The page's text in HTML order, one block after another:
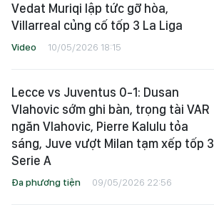
Vedat Muriqi lập tức gỡ hòa,
Villarreal củng cố tốp 3 La Liga
Video 10/05/2026 18:15
Lecce vs Juventus 0-1: Dusan
Vlahovic sớm ghi bàn, trọng tài VAR
ngăn Vlahovic, Pierre Kalulu tỏa
sáng, Juve vượt Milan tạm xếp tốp 3
Serie A
Đa phương tiện 09/05/2026 22:56